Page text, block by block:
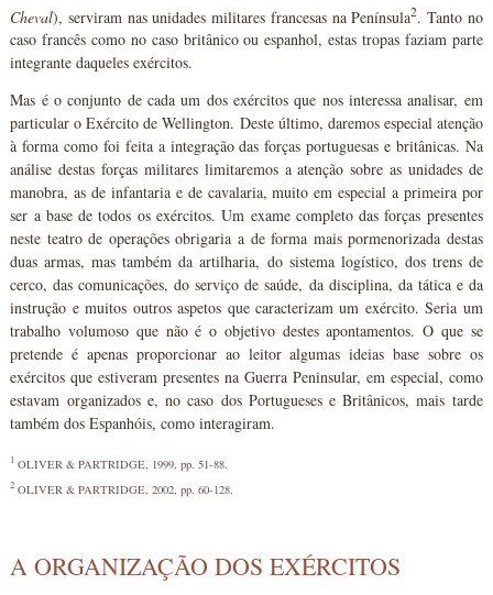
Cheval), serviram nas unidades militares francesas na Península2. Tanto no
caso francês como no caso britânico ou espanhol, estas tropas faziam parte
integrante daqueles exércitos.
Mas é o conjunto de cada um dos exércitos que nos interessa analisar, em
particular o Exército de Wellington. Deste último, daremos especial atenção
à forma como foi feita a integração das forças portuguesas e britânicas. Na
análise destas forças militares limitaremos a atenção sobre as unidades de
manobra, as de infantaria e de cavalaria, muito em especial a primeira por
ser a base de todos os exércitos. Um exame completo das forças presentes
neste teatro de operações obrigaria a de forma mais pormenorizada destas
duas armas, mas também da artilharia, do sistema logístico, dos trens de
cerco, das comunicações, do serviço de saúde, da disciplina, da tática e da
instrução e muitos outros aspetos que caracterizam um exército. Seria um
trabalho volumoso que não é o objetivo destes apontamentos. O que se
pretende é apenas proporcionar ao leitor algumas ideias base sobre os
exércitos que estiveram presentes na Guerra Peninsular, em especial, como
estavam organizados e, no caso dos Portugueses e Britânicos, mais tarde
também dos Espanhóis, como interagiram.
1 OLIVER & PARTRIDGE, 1999, pp. 51-88.
2 OLIVER & PARTRIDGE, 2002, pp. 60-128.
A ORGANIZAÇÃO DOS EXÉRCITOS